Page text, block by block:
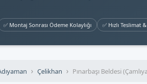
✅ Montaj Sonrası Ödeme Kolaylığı ✅ Hızlı Teslimat
Çelikhan Pınarbaşı Beldesi